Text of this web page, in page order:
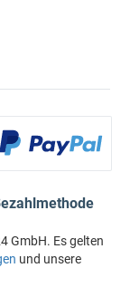
GmbH. Es gelten
und unsere